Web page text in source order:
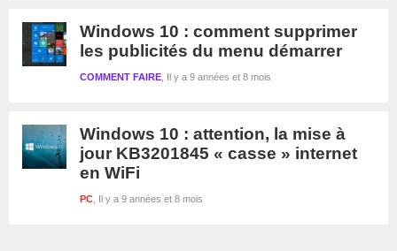
Windows 10 : comment supprimer
les publicités du menu démarrer
Il y a 9 années et 8 mois
COMMENT FAIRE
Windows 10 : attention, la mise à
jour KB3201845 « casse » internet
en WiFi
Il y a 9 années et 8 mois
PC